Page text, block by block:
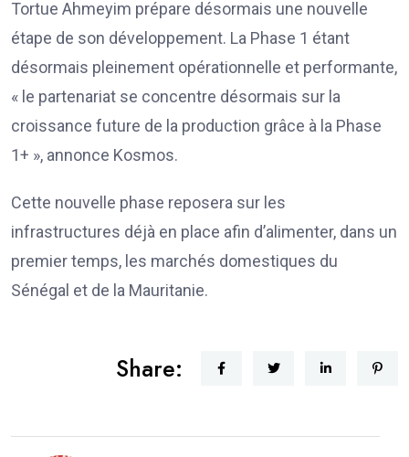
Tortue Ahmeyim prépare désormais une nouvelle
étape de son développement. La Phase 1 étant
désormais pleinement opérationnelle et performante,
« le partenariat se concentre désormais sur la
croissance future de la production grâce à la Phase
1+ », annonce Kosmos.
Cette nouvelle phase reposera sur les
infrastructures déjà en place afin d’alimenter, dans un
premier temps, les marchés domestiques du
Sénégal et de la Mauritanie.
Share: